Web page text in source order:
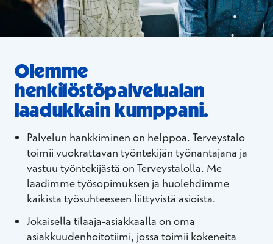
Olemme
henkilöstöpalvelualan
laadukkain kumppani.
Palvelun hankkiminen on helppoa. Terveystalo
toimii vuokrattavan työntekijän työnantajana ja
vastuu työntekijästä on Terveystalolla. Me
laadimme työsopimuksen ja huolehdimme
kaikista työsuhteeseen liittyvistä asioista.
Jokaisella tilaaja-asiakkaalla on oma
asiakkuudenhoitotiimi, jossa toimii kokeneita